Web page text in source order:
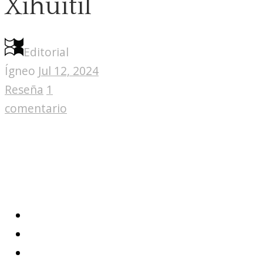
Xihuitil
Editorial
Ígneo Jul 12, 2024
Reseña 1
comentario